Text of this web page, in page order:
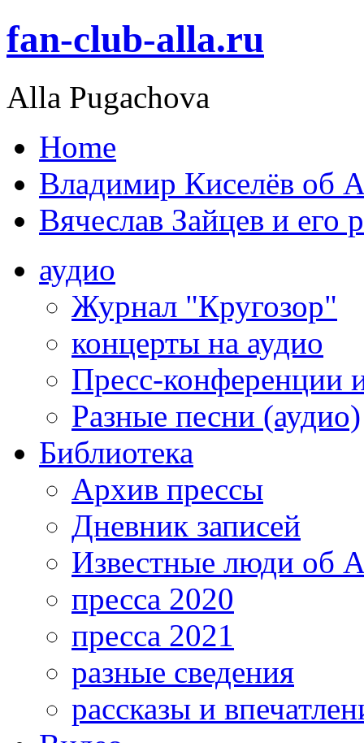
fan-club-alla.ru
Alla Pugachova
Home
Владимир Киселёв об
Вячеслав Зайцев и его
аудио
Журнал "Кругозор"
концерты на аудио
Пресс-конференции
Разные песни (аудио)
Библиотека
Архив прессы
Дневник записей
Известные люди об
пресса 2020
пресса 2021
разные сведения
рассказы и